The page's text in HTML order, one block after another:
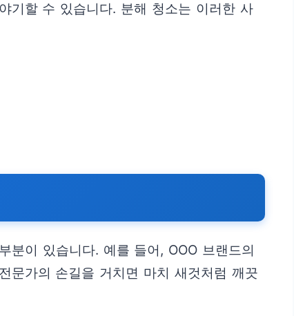
기할 수 있습니다. 분해 청소는 이러한 사
분이 있습니다. 예를 들어, OOO 브랜드의
문가의 손길을 거치면 마치 새것처럼 깨끗